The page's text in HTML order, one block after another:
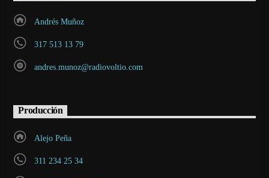
Andrés Muñoz
317 513 13 79
andres.munoz@radiovoltio.com
Producción
Alejo Peña
311 234 25 34